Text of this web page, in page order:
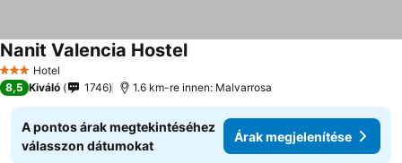
3 Kategória
Hotel
Nanit Valencia Hostel
8,5 Kiváló 1746 1.6 km-re innen: Malvarrosa
A pontos árak megtekintéséhez
válasszon dátumokat
Árak megjelenítése